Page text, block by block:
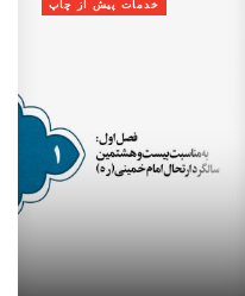
خدمات پیش از چاپ